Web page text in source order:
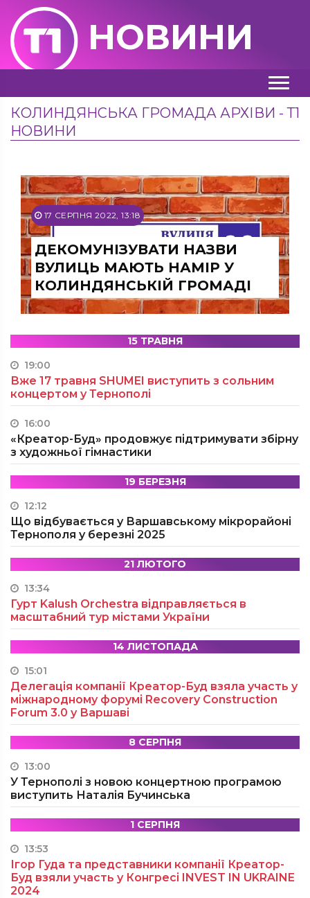
НОВИНИ
КОЛИНДЯНСЬКА ГРОМАДА АРХІВИ - Т1
НОВИНИ
17 СЕРПНЯ 2022, 13:18
ДЕКОМУНІЗУВАТИ НАЗВИ
ВУЛИЦЬ МАЮТЬ НАМІР У
КОЛИНДЯНСЬКІЙ ГРОМАДІ
15 ТРАВНЯ
19:00
Вже 17 травня SHUMEI виступить з сольним
концертом у Тернополі
16:00
«Креатор-Буд» продовжує підтримувати збірну
з художньої гімнастики
19 БЕРЕЗНЯ
12:12
Що відбувається у Варшавському мікрорайоні
Тернополя у березні 2025
21 ЛЮТОГО
13:34
Гурт Kalush Orchestra відправляється в
масштабний тур містами України
14 ЛИСТОПАДА
15:01
Делегація компанії Креатор-Буд взяла участь у
міжнародному форумі Recovery Construction
Forum 3.0 у Варшаві
8 СЕРПНЯ
13:00
У Тернополі з новою концертною програмою
виступить Наталія Бучинська
1 СЕРПНЯ
13:53
Ігор Гуда та представники компанії Креатор-
Буд взяли участь у Конгресі INVEST IN UKRAINE
2024